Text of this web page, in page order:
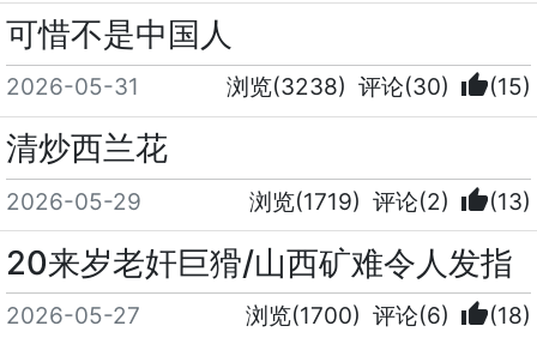
可惜不是中国人
2026-05-31 浏览(3238) 评论(30) thumb_up(15)
清炒西兰花
2026-05-29 浏览(1719) 评论(2) thumb_up(13)
20来岁老奸巨猾/山西矿难令人发指
2026-05-27 浏览(1700) 评论(6) thumb_up(18)